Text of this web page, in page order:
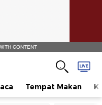
CONTENT
Tempat Makan